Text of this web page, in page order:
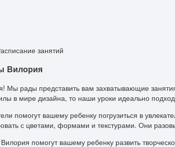
занятий
Вилория
Мы рады представить вам захватывающие
в мире дизайна, то наши уроки идеально
помогут вашему ребенку погрузиться в
с цветами, формами и текстурами. Они
помогут вашему ребенку развить